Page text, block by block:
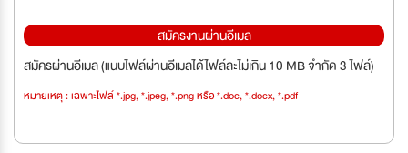
สมัครงานผ่านอีเมล
สมัครผ่านอีเมล (แนบไฟล์ผ่านอีเมลได้ไฟล์ละไม่เกิน 10 MB จำกัด 3 ไฟล์)
หมายเหตุ : เฉพาะไฟล์ *.jpg, *.jpeg, *.png หรือ *.doc, *.docx, *.pdf